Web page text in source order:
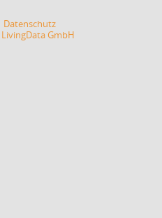
Datenschutz
LivingData GmbH